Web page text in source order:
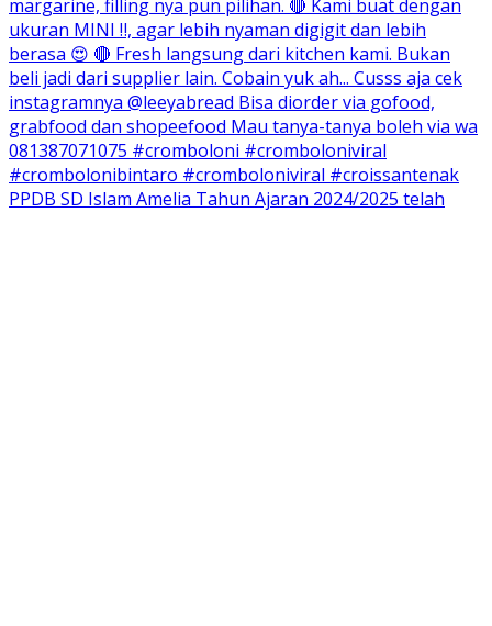
PPDB SD Islam Amelia Tahun Ajaran 2024/2025 telah